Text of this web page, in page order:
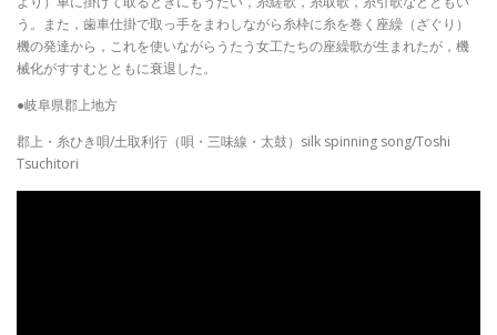
う。また，歯車仕掛で取っ手をまわしながら糸枠に糸を巻く座繰（ざぐり）
機の発達から，これを使いながらうたう女工たちの座繰歌が生まれたが，機
械化がすすむとともに衰退した。
●岐阜県郡上地方
郡上・糸ひき唄/土取利行（唄・三味線・太鼓）silk spinning song/Toshi
Tsuchitori